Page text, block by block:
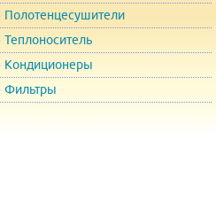
Полотенцесушители
Теплоноситель
Кондиционеры
Фильтры